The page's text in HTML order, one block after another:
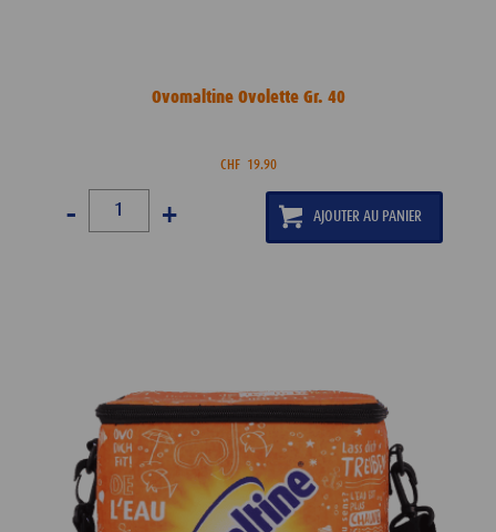
Ovomaltine Ovolette Gr. 40
CHF 19.90
- +